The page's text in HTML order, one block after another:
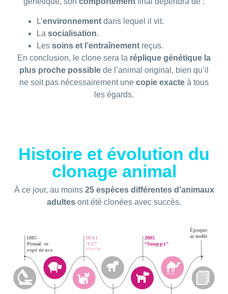
L’environnement dans lequel il vit.
Lasocialisation.
Lessoins et l’entraînement reçus.
En conclusion, le clone sera la réplique génétique la
plus proche possible de l’animal original, bien qu’il
ne soit pas nécessairement une copie exacte à tous
les égards.
Histoire et évolution du
clonage animal
À ce jour, au moins 25 espèces différentes d’animaux
adultes ont été clonées avec succès.